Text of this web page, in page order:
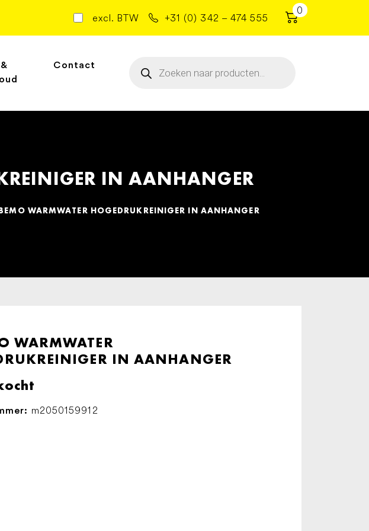
excl. BTW +31 (0) 342 – 474 555
0
Contact
zoeken
IN AANHANGER
WARMWATER HOGEDRUKREINIGER IN AANHANGER
WARMWATER
IN AANHANGER
m2050159912